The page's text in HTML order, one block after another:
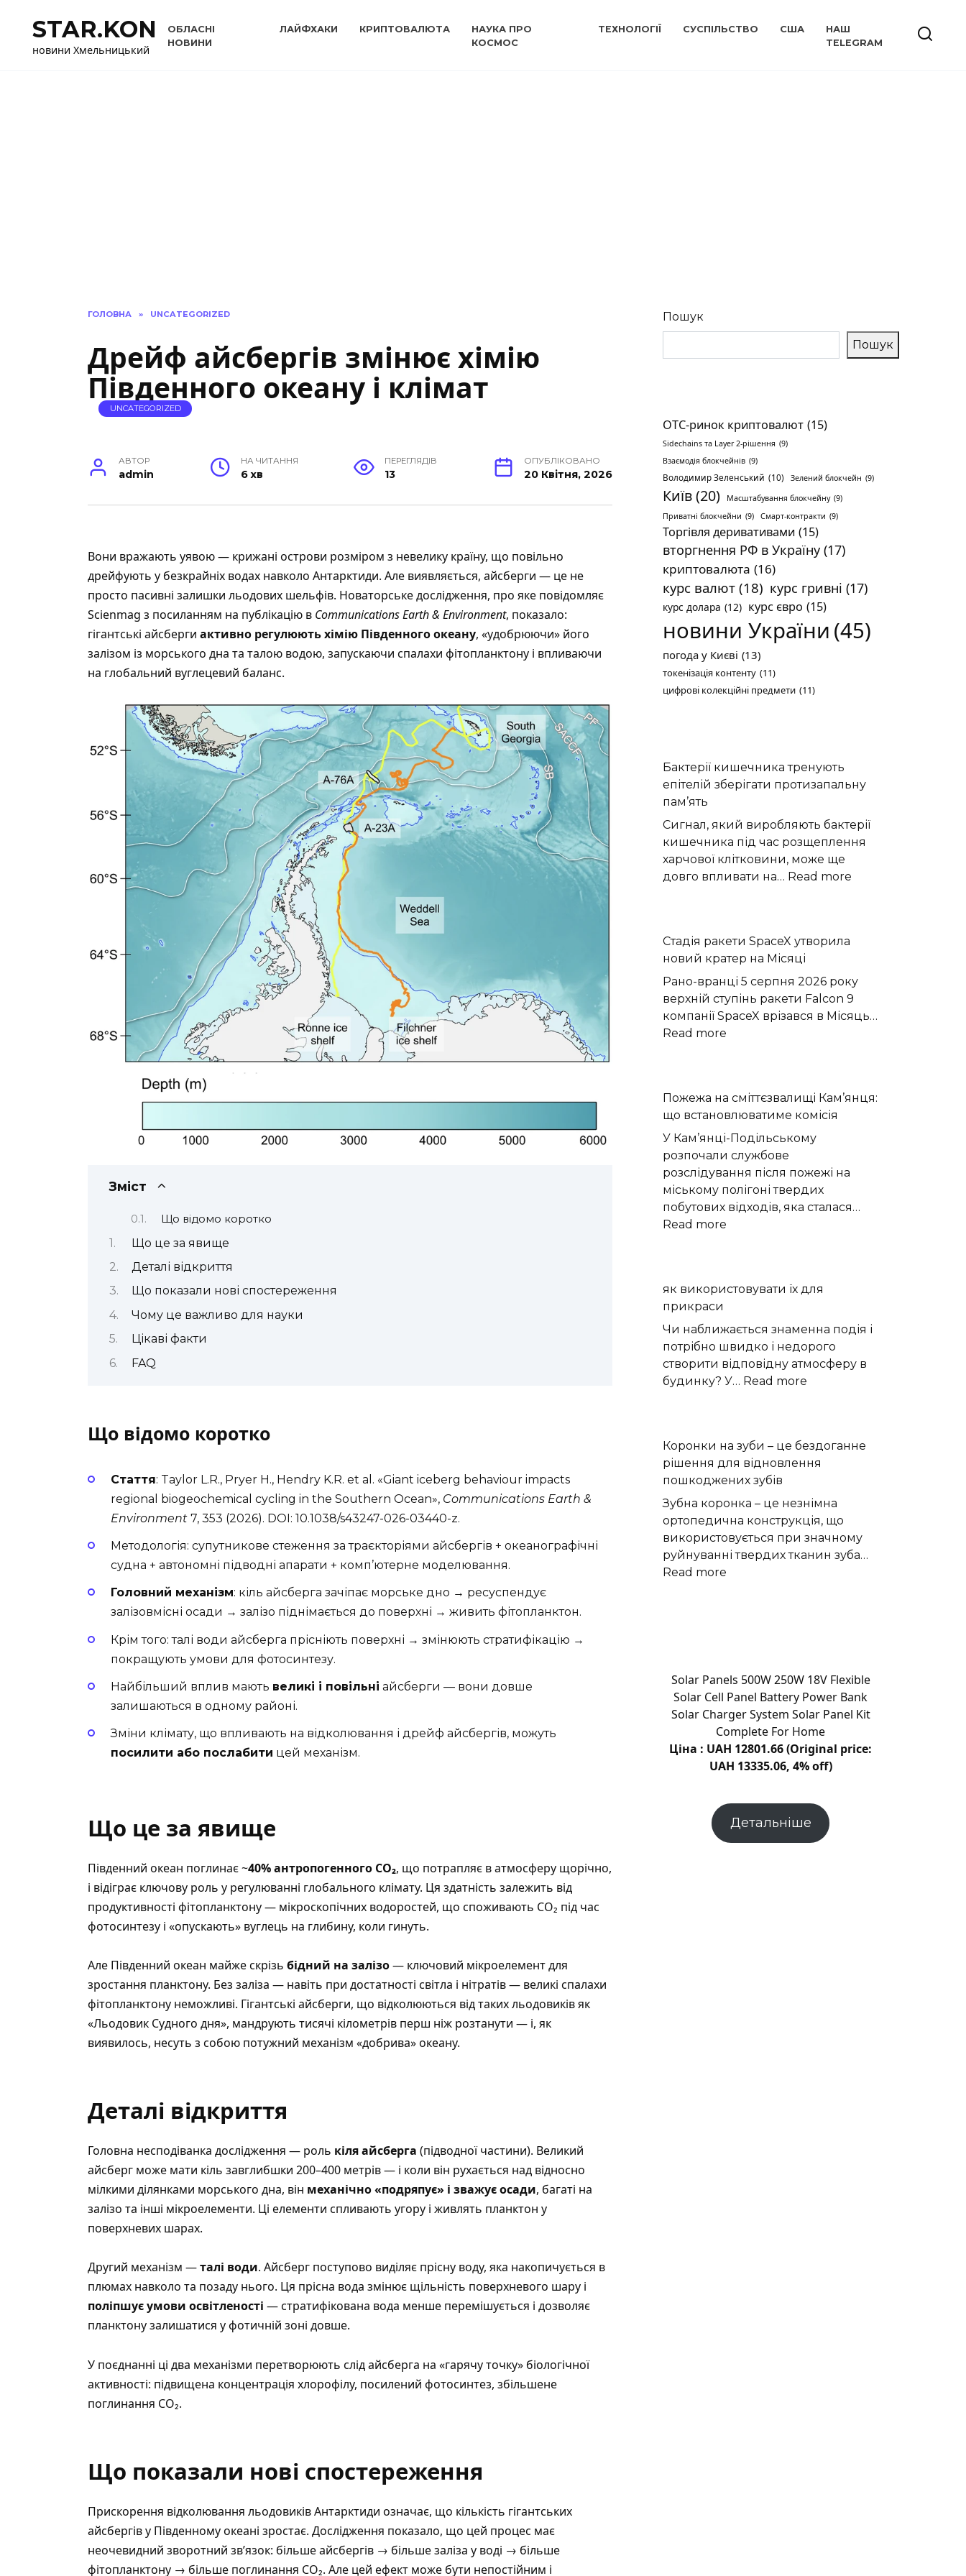
вмістуSTAR.KON
новини Хмельницький
ОБЛАСНІ
НОВИНИ
ЛАЙФХАКИ КРИПТОВАЛЮТА
НАУКА ПРО
КОСМОС
ТЕХНОЛОГІЇ СУСПІЛЬСТВО США
НАШ
TELEGRAM
ГОЛОВНА » UNCATEGORIZED
Дрейф айсбергів змінює хімію
Південного океану і клімат
UNCATEGORIZED
АВТОР
admin
НА ЧИТАННЯ
6 хв
ПЕРЕГЛЯДІВ
13
ОПУБЛІКОВАНО
20 Квітня, 2026
Вони вражають уявою — крижані острови розміром з невелику країну, що повільно
дрейфують у безкрайніх водах навколо Антарктиди. Але виявляється, айсберги — це не
просто пасивні залишки льодових шельфів. Новаторське дослідження, про яке повідомляє
Scienmag з посиланням на публікацію в Communications Earth & Environment, показало:
гігантські айсберги активно регулюють хімію Південного океану, «удобрюючи» його
залізом із морського дна та талою водою, запускаючи спалахи фітопланктону і впливаючи
на глобальний вуглецевий баланс.
Зміст
Що відомо коротко
Що це за явище
Деталі відкриття
Що показали нові спостереження
Чому це важливо для науки
Цікаві факти
FAQ
Що відомо коротко
Стаття: Taylor L.R., Pryer H., Hendry K.R. et al. «Giant iceberg behaviour impacts
regional biogeochemical cycling in the Southern Ocean», Communications Earth &
Environment 7, 353 (2026). DOI: 10.1038/s43247-026-03440-z.
Методологія: супутникове стеження за траєкторіями айсбергів + океанографічні
судна + автономні підводні апарати + комп’ютерне моделювання.
Головний механізм: кіль айсберга зачіпає морське дно → ресуспендує
залізовмісні осади → залізо піднімається до поверхні → живить фітопланктон.
Крім того: талі води айсберга прісніють поверхні → змінюють стратифікацію →
покращують умови для фотосинтезу.
Найбільший вплив мають великі і повільні айсберги — вони довше
залишаються в одному районі.
Зміни клімату, що впливають на відколювання і дрейф айсбергів, можуть
посилити або послабити цей механізм.
Що це за явище
Південний океан поглинає ~40% антропогенного CO₂, що потрапляє в атмосферу щорічно,
і відіграє ключову роль у регулюванні глобального клімату. Ця здатність залежить від
продуктивності фітопланктону — мікроскопічних водоростей, що споживають CO₂ під час
фотосинтезу і «опускають» вуглець на глибину, коли гинуть.
Але Південний океан майже скрізь бідний на залізо— ключовий мікроелемент для
зростання планктону. Без заліза — навіть при достатності світла і нітратів — великі спалахи
фітопланктону неможливі. Гігантські айсберги, що відколюються від таких льодовиків як
«Льодовик Судного дня», мандрують тисячі кілометрів перш ніж розтанути — і, як
виявилось, несуть з собою потужний механізм «добрива» океану.
Деталі відкриття
Головна несподіванка дослідження — роль кіля айсберга (підводної частини). Великий
айсберг може мати кіль завглибшки 200–400 метрів — і коли він рухається над відносно
мілкими ділянками морського дна, він механічно «подряпує» і зважує осади, багаті на
залізо та інші мікроелементи. Ці елементи спливають угору і живлять планктон у
поверхневих шарах.
Другий механізм —талі води. Айсберг поступово виділяє прісну воду, яка накопичується в
плюмах навколо та позаду нього. Ця прісна вода змінює щільність поверхневого шару і
поліпшує умови освітленості — стратифікована вода менше перемішується і дозволяє
планктону залишатися у фотичній зоні довше.
У поєднанні ці два механізми перетворюють слід айсберга на «гарячу точку» біологічної
активності: підвищена концентрація хлорофілу, посилений фотосинтез, збільшене
поглинання CO₂.
Що показали нові спостереження
Прискорення відколювання льодовиків Антарктиди означає, що кількість гігантських
айсбергів у Південному океані зростає. Дослідження показало, що цей процес має
неочевидний зворотний зв’язок: більше айсбергів → більше заліза у воді → більше
фітопланктону → більше поглинання CO₂. Але цей ефект може бути непостійним і
Пошук
Пошук
OTC-ринок криптовалют (15)
Sidechains та Layer 2-рішення (9)
Взаємодія блокчейнів (9)
Володимир Зеленський (10) Зелений блокчейн (9)
Київ(20) Масштабування блокчейну (9)
Приватні блокчейни (9) Смарт-контракти (9)
Торгівля деривативами (15)
вторгнення РФ в Україну (17)
криптовалюта (16)
курс валют (18) курс гривні (17)
курс долара (12) курс євро (15)
новини України (45)
погода у Києві (13)
токенізація контенту (11)
цифрові колекційні предмети (11)
Бактерії кишечника тренують
епітелій зберігати протизапальну
пам’ять
Сигнал, який виробляють бактерії
кишечника під час розщеплення
харчової клітковини, може ще
довго впливати на… Read more
протизапальну
пам’ять
Стадія ракети SpaceX утворила
новий кратер на Місяці
Рано-вранці 5 серпня 2026 року
верхній ступінь ракети Falcon 9
компанії SpaceX врізався в Місяць…
Read more
утворила
новий
кратер
на
Місяці
Пожежа на сміттєзвалищі Кам’янця:
що встановлюватиме комісія
У Кам’янці-Подільському
розпочали службове
розслідування після пожежі на
міському полігоні твердих
побутових відходів, яка сталася…
Read more
Кам’янця:
встановлюватиме
комісія
як використовувати їх для
прикраси
Чи наближається знаменна подія і
потрібно швидко і недорого
створити відповідну атмосферу в
будинку? У… Read more
для
прикраси
Коронки на зуби – це бездоганне
рішення для відновлення
пошкоджених зубів
Зубна коронка – це незнімна
ортопедична конструкція, що
використовується при значному
руйнуванні твердих тканин зуба…
Read more
бездоганне
рішення
для
відновлення
пошкоджених
зубів
Solar Panels 500W 250W 18V Flexible
Solar Cell Panel Battery Power Bank
Solar Charger System Solar Panel Kit
Complete For Home
Ціна : UAH 12801.66 (Original price:
UAH 13335.06, 4% off)
Детальніше